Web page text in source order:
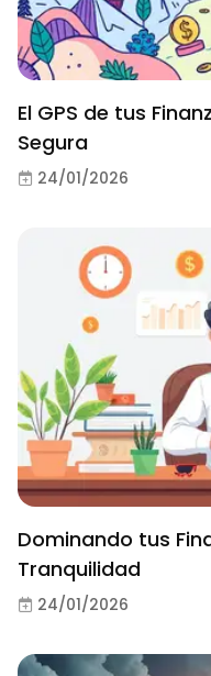
El GPS de tus
Segura
24/01/2026
Dominando tus
Tranquilidad
24/01/2026